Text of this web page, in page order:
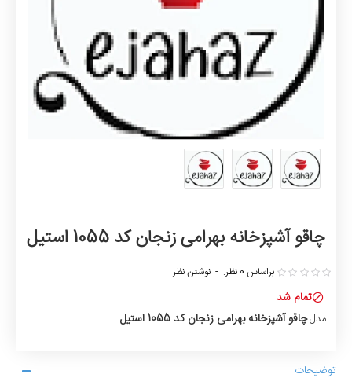
چاقو آشپزخانه بهرامی زنجان کد 1055 استیل
تمام شد
مدل:چاقو آشپزخانه بهرامی زنجان کد 1055 استیل
براساس 0 نظر. - نوشتن نظر
توضیحات